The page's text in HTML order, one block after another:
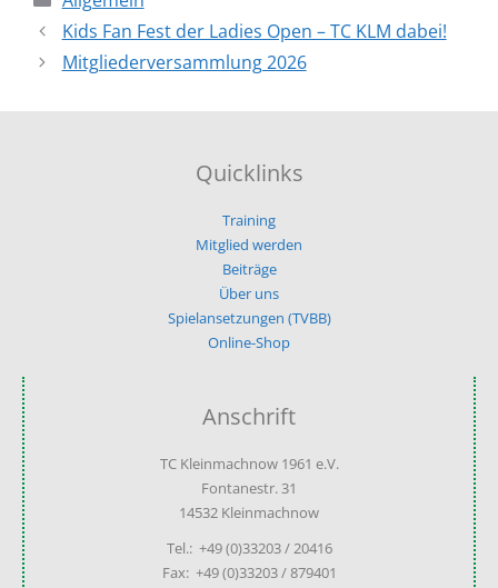
Kids Fan Fest der Ladies Open – TC KLM dabei!
Mitgliederversammlung 2026
Quicklinks
Training
Mitglied werden
Beiträge
Über uns
Spielansetzungen (TVBB)
Online-Shop
Anschrift
TC Kleinmachnow 1961 e.V.
Fontanestr. 31
14532 Kleinmachnow
Tel.: +49 (0)33203 / 20416
Fax: +49 (0)33203 / 879401